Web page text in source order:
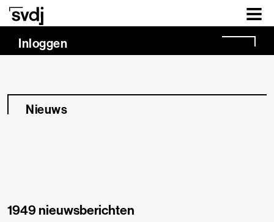
Naar hoofdinhoud
Inloggen
Nieuws
1949 nieuwsberichten